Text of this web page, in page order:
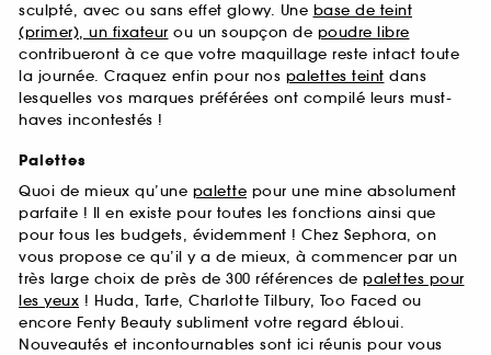
sculpté, avec ou sans effet glowy. Une base de teint
(primer), un fixateur ou un soupçon de poudre libre
contribueront à ce que votre maquillage reste intact toute
la journée. Craquez enfin pour nos palettes teint dans
lesquelles vos marques préférées ont compilé leurs must-
haves incontestés !
Palettes
Quoi de mieux qu’une palette pour une mine absolument
parfaite ! Il en existe pour toutes les fonctions ainsi que
pour tous les budgets, évidemment ! Chez Sephora, on
vous propose ce qu’il y a de mieux, à commencer par un
très large choix de près de 300 références de palettes pour
les yeux ! Huda, Tarte, Charlotte Tilbury, Too Faced ou
encore Fenty Beauty subliment votre regard ébloui.
Nouveautés et incontournables sont ici réunis pour vous